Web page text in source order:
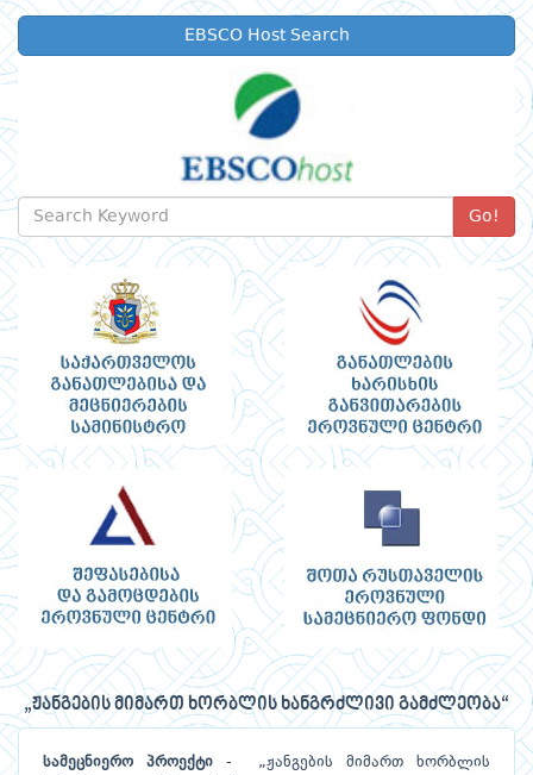
EBSCO Host Search
Go!
„ჟანგების მიმართ ხორბლის ხანგრძლივი გამძლეობა“
სამეცნიერო პროექტი - „ჟანგების მიმართ ხორბლის